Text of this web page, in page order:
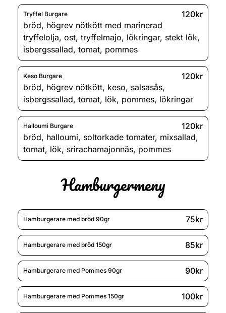
Tryffel Burgare
120kr
bröd, högrev nötkött med marinerad
tryffelolja, ost, tryffelmajo, lökringar, stekt lök,
isbergssallad, tomat, pommes
Keso Burgare
120kr
bröd, högrev nötkött, keso, salsasås,
isbergssallad, tomat, lök, pommes, lökringar
Halloumi Burgare
120kr
bröd, halloumi, soltorkade tomater, mixsallad,
tomat, lök, srirachamajonnäs, pommes
Hamburgermeny
Hamburgerare med bröd 90gr 75kr
Hamburgerare med bröd 150gr 85kr
Hamburgerare med Pommes 90gr 90kr
Hamburgerare med Pommes 150gr 100kr